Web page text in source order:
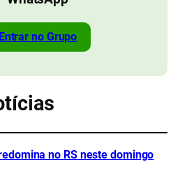
Entrar no Grupo
no RS neste domingo